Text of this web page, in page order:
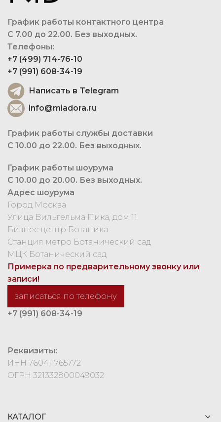
График работы контактного центра
С 7.00 до 22.00. Без выходных.
Телефоны:
+7 (499) 714-76-10
+7 (991) 608-34-19
Написать в Telegram
info@miadora.ru
График работы службы доставки
С 10.00 до 22.00. Без выходных.
График работы шоурума
С 10.00 до 20.00. Без выходных.
Адрес шоурума
Город Москва
Улица Вильгельма Пика, дом 11
Бизнес центр Ботаника
Станция метро Ботанический сад
МЦК Ботанический сад
Примерка по предварительному звонку или
записи!
записаться по телефону
+7 (991) 608-34-19
Реквизиты:
ИНН 760411765772
ОГРН 321332800049032
КАТАЛОГ